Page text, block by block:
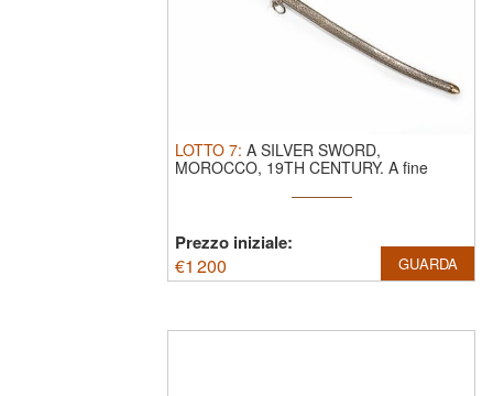
LOTTO 7: A SILVER SWORD,
MOROCCO, 19TH CENTURY. A fine
Prezzo iniziale:
€1 200 GUARDA